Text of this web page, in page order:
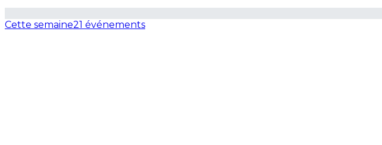
Cette semaine21 événements